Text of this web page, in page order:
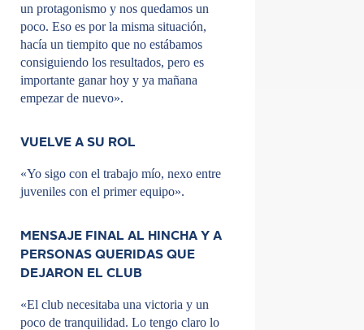
un protagonismo y nos quedamos un
poco. Eso es por la misma situación,
hacía un tiempito que no estábamos
consiguiendo los resultados, pero es
importante ganar hoy y ya mañana
empezar de nuevo».
VUELVE A SU ROL
«Yo sigo con el trabajo mío, nexo entre
juveniles con el primer equipo».
MENSAJE FINAL AL HINCHA Y A
PERSONAS QUERIDAS QUE
DEJARON EL CLUB
«El club necesitaba una victoria y un
poco de tranquilidad. Lo tengo claro lo